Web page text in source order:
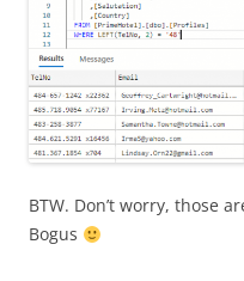
BTW. Don’t worry, those
Bogus